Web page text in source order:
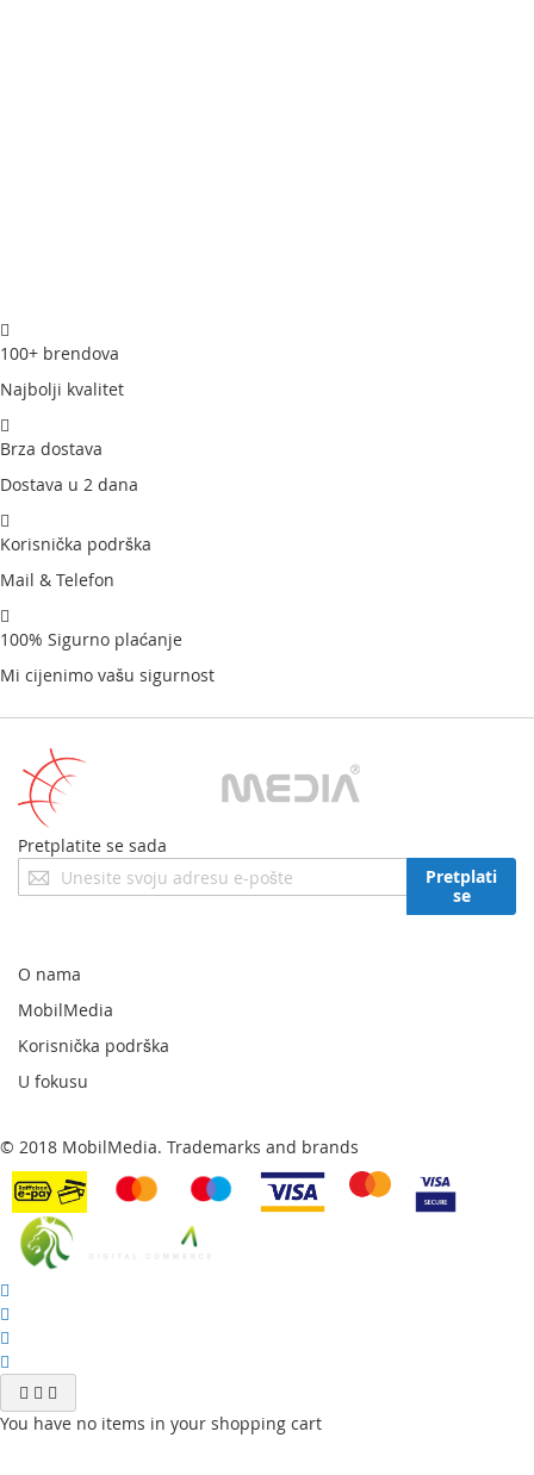
100+ brendova
Najbolji kvalitet
Brza dostava
Dostava u 2 dana
Korisnička podrška
Mail & Telefon
100% Sigurno plaćanje
Mi cijenimo vašu sigurnost
Pretplatite se sada
Prijavite
se
newsletter:
Pretplati
se
O nama
MobilMedia
Korisnička podrška
U fokusu
© 2018 MobilMedia. Trademarks and brands
You have no items in your shopping cart